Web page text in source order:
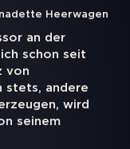
Heerwagen
an der
schon seit
von
stets, andere
wird
seinem